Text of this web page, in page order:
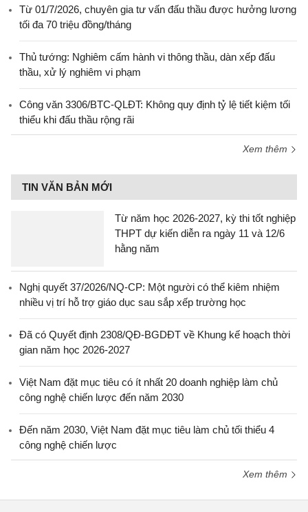
Từ 01/7/2026, chuyên gia tư vấn đấu thầu được hưởng lương
tối đa 70 triệu đồng/tháng
Thủ tướng: Nghiêm cấm hành vi thông thầu, dàn xếp đấu
thầu, xử lý nghiêm vi phạm
Công văn 3306/BTC-QLĐT: Không quy định tỷ lệ tiết kiệm tối
thiểu khi đấu thầu rộng rãi
Xem thêm
TIN VĂN BẢN MỚI
Từ năm học 2026-2027, kỳ thi tốt nghiệp
THPT dự kiến diễn ra ngày 11 và 12/6
hằng năm
Nghị quyết 37/2026/NQ-CP: Một người có thể kiêm nhiệm
nhiều vị trí hỗ trợ giáo dục sau sắp xếp trường học
Đã có Quyết định 2308/QĐ-BGDĐT về Khung kế hoạch thời
gian năm học 2026-2027
Việt Nam đặt mục tiêu có ít nhất 20 doanh nghiệp làm chủ
công nghệ chiến lược đến năm 2030
Đến năm 2030, Việt Nam đặt mục tiêu làm chủ tối thiểu 4
công nghệ chiến lược
Xem thêm